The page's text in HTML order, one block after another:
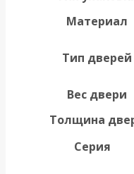
Материал
Тип дверей
Вес двери
Толщина
Серия